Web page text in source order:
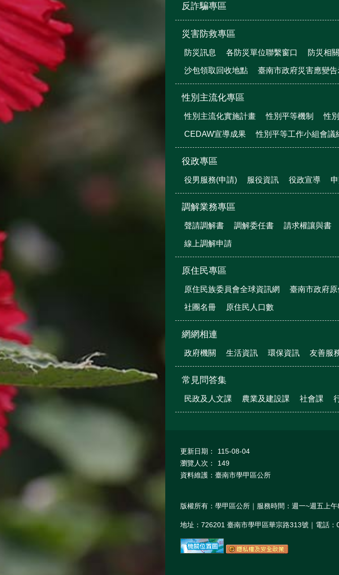
反詐騙專區
災害防救專區
防災訊息 各防災單位聯繫窗口 防災相
沙包領取回收地點 臺南市政府災害應變告
性別主流化專區
性別主流化實施計畫 性別平等機制 性
CEDAW宣導成果 性別平等工作小組會議
役政專區
役男服務(申請) 服役資訊 役政宣導
調解業務專區
聲請調解書 調解委任書 請求權讓與書
線上調解申請
原住民專區
原住民族委員會全球資訊網 臺南市政府
社團名冊 原住民人口數
網網相連
政府機關 生活資訊 環保資訊 友善服
常見問答集
民政及人文課 農業及建設課 社會課
更新日期：
115-08-04
瀏覽人次：
149
資料維護：臺南市學甲區公所
版權所有：學甲區公所｜服務時間：週一~週五上
地址：726201 臺南市學甲區華宗路313號｜電話